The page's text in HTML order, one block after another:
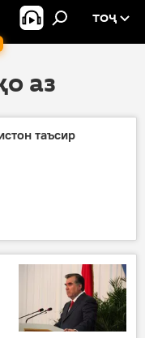
ТОҶ
аз
таъсир